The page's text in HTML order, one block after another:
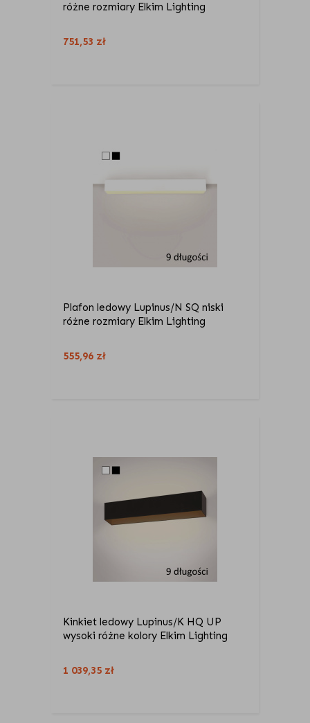
różne rozmiary Elkim Lighting
751,53 zł
Plafon ledowy Lupinus/N SQ niski
różne rozmiary Elkim Lighting
555,96 zł
Kinkiet ledowy Lupinus/K HQ UP
wysoki różne kolory Elkim Lighting
1 039,35 zł